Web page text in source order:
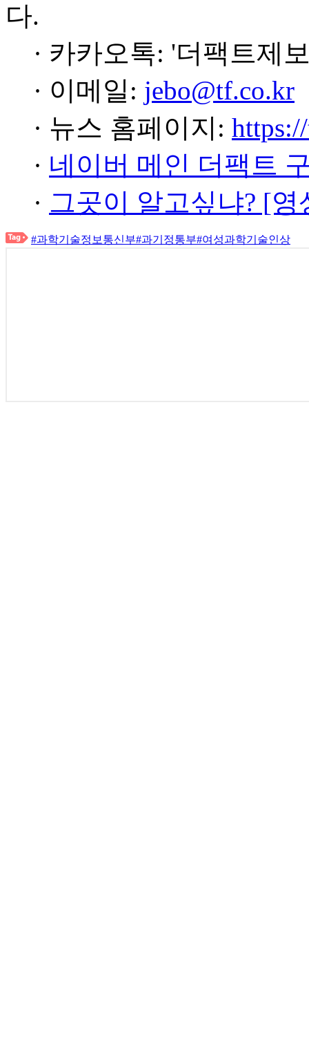
다.
· 카카오톡: '더팩트제
· 이메일: jebo@tf.co.kr
· 뉴스 홈페이지:
· 네이버 메인 더팩트
· 그곳이 알고싶냐? [
#과학기술정보통신부#과기정통부#여성과학기술인상